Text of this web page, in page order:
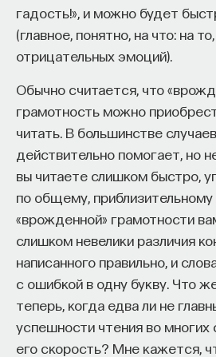
гадость!», и можно будет
(главное, понятно, на что: на
отрицательных эмоций).
Обычно считается, что
грамотность можно
читать. В большинстве
действительно помогает, но
вы читаете слишком быстро,
по общему, приблизительному
«врожденной» грамотности
слишком невелики различия
написанного правильно, и
с ошибкой в одну букву. Что
теперь, когда едва ли не
успешности чтения во многих
его скорость? Мне кажется,
КУРС
Химия между
вещества, которые
нами